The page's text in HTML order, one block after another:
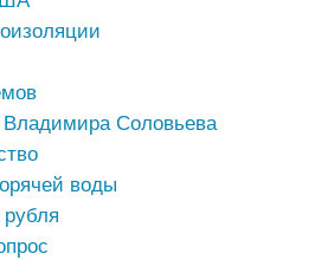
Владимира Соловьева
воды